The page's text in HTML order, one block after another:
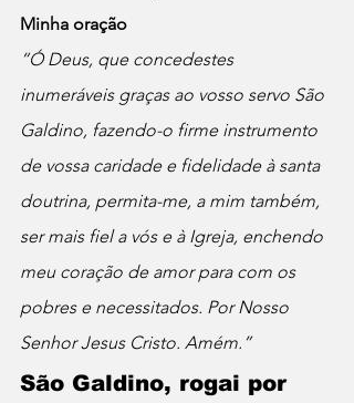
Minha oração
“Ó Deus, que concedestes
inumeráveis graças ao vosso servo São
Galdino, fazendo-o firme instrumento
de vossa caridade e fidelidade à santa
doutrina, permita-me, a mim também,
ser mais fiel a vós e à Igreja, enchendo
meu coração de amor para com os
pobres e necessitados. Por Nosso
Senhor Jesus Cristo. Amém.”
São Galdino, rogai por